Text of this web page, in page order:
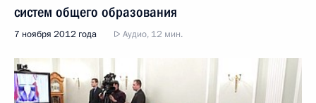
систем общего образования
7 ноября 2012 года Аудио, 12 мин.